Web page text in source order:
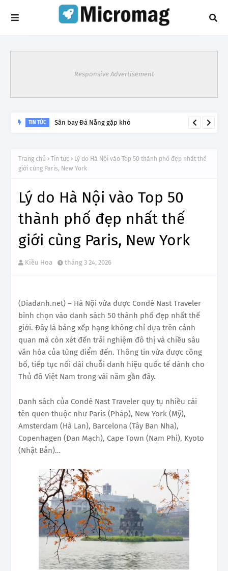
Responsive Advertisement
TIN TỨC Lý do tạm dừng khai thác một số đường bay từ 1/4
Trang chủ Tin tức
Lý do Hà Nội vào Top 50 thành phố đẹp nhất thế
giới cùng Paris, New York
Lý do Hà Nội vào Top 50
thành phố đẹp nhất thế
giới cùng Paris, New York
Kiều Hoa tháng 3 24, 2026
(Diadanh.net) – Hà Nội vừa được Condé Nast Traveler
bình chọn vào danh sách 50 thành phố đẹp nhất thế
giới. Đây là bảng xếp hạng không chỉ dựa trên cảnh
quan mà còn xét đến trải nghiệm đô thị và chiều sâu
văn hóa của từng điểm đến. Thông tin vừa được công
bố, tiếp tục nối dài chuỗi danh hiệu quốc tế dành cho
Thủ đô Việt Nam trong vài năm gần đây.
Danh sách của Condé Nast Traveler quy tụ nhiều cái
tên quen thuộc như Paris (Pháp), New York (Mỹ),
Amsterdam (Hà Lan), Barcelona (Tây Ban Nha),
Copenhagen (Đan Mạch), Cape Town (Nam Phi), Kyoto
(Nhật Bản)…